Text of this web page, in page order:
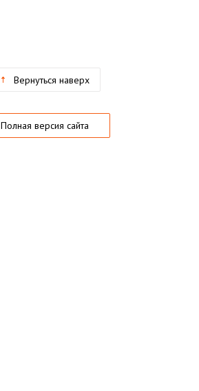
Вернуться наверх
Полная версия сайта